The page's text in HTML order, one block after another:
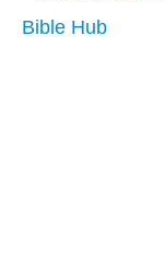
Bible Hub